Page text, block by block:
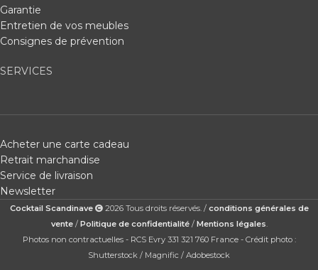
Garantie
Entretien de vos meubles
Consignes de prévention
SERVICES
Acheter une carte cadeau
Retrait marchandise
Service de livraison
Newsletter
Cocktail Scandinave 2026 Tous droits réservés. / conditions générales de
vente/ Politique de confidentialité/ Mentions légales
Photos non contractuelles - RCS Evry 331 321 760 France - Crédit photo :
Shutterstock / Magnific / Adobestock